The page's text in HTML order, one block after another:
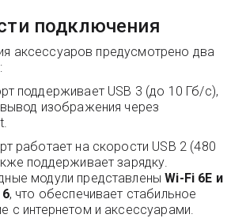
подключения
аксессуаров предусмотрено два
поддерживает USB 3 (до 10 Гб/с),
изображения через
работает на скорости USB 2 (480
поддерживает зарядку.
модули представленыWi-Fi 6E и
, что обеспечивает стабильное
с интернетом и аксессуарами.